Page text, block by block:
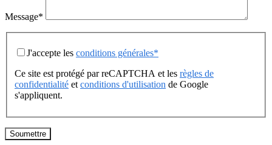
Message*
J'accepte les conditions générales*
Ce site est protégé par reCAPTCHA et les règles de
confidentialité et conditions d'utilisation de Google
s'appliquent.